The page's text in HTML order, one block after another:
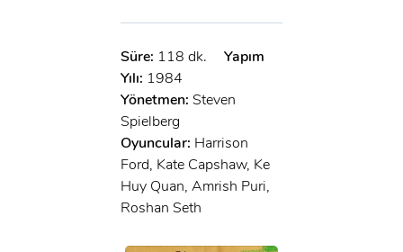
Süre: 118 dk.
Yapım
Yılı: 1984
Yönetmen: Steven
Spielberg
Oyuncular: Harrison
Ford, Kate Capshaw, Ke
Huy Quan, Amrish Puri,
Roshan Seth